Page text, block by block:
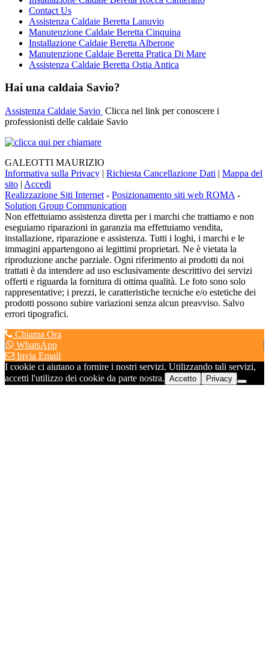
Contact Us
Assistenza Caldaie Beretta Lanuvio
Manutenzione Caldaie Beretta Cinquina
Installazione Caldaie Beretta Alberone
Manutenzione Caldaie Beretta Pratica Di Mare
Assistenza Caldaie Beretta Ostia Antica
Hai una caldaia Savio?
Assistenza Caldaie Savio Clicca nel link per conoscere i
professionisti delle caldaie Savio
GALEOTTI MAURIZIO
Informativa sulla Privacy | Richiesta Cancellazione Dati | Mappa del
sito | Accedi
Realizzazione Siti Internet - Posizionamento siti web ROMA -
Solution Group Communication
Non effettuiamo assistenza diretta per i marchi che trattiamo e non
eseguiamo riparazioni in garanzia ma effettuiamo vendita,
installazione, riparazione e assistenza. Tutti i loghi, i marchi e le
immagini appartengono ai legittimi proprietari. Ne è vietata la
riproduzione anche parziale. Ogni riferimento ai prodotti da noi
trattati è da intendere ad uso esclusivamente descrittivo dei servizi
offerti e riguarda la fornitura di ottima qualità. Le foto sono solo
rappresentative; i prezzi, le caratteristiche tecniche e/o estetiche dei
prodotti possono subire variazioni senza alcun preavviso. Salvo
errori tipografici.
Chiama Ora
WhatsApp
Invia Email
I cookie ci aiutano a fornire i nostri servizi. Utilizzando tali servizi,
accetti l'utilizzo dei cookie da parte nostra. Accetto Privacy